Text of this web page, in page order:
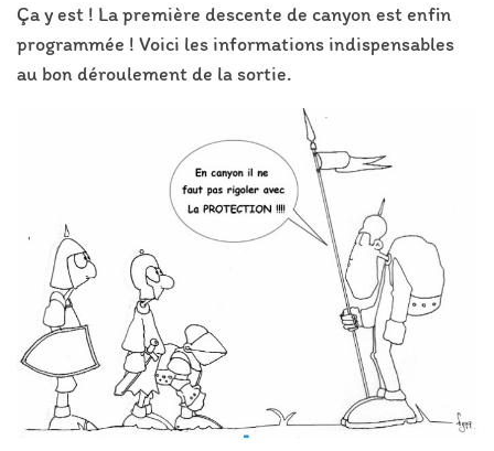
Ça y est ! La première descente de canyon est enfin
programmée ! Voici les informations indispensables
au bon déroulement de la sortie.